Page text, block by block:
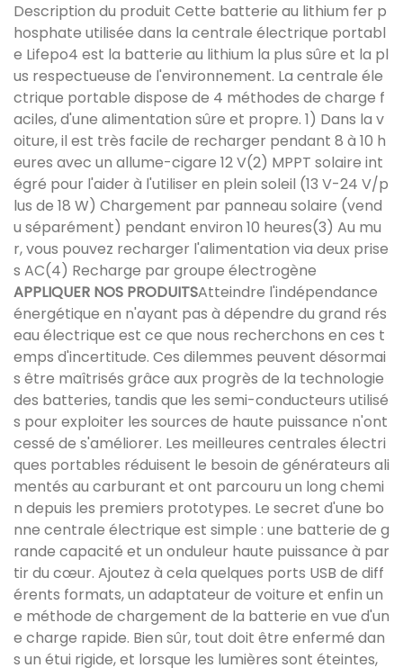
Description du produit Cette batterie au lithium fer p
hosphate utilisée dans la centrale électrique portabl
e Lifepo4 est la batterie au lithium la plus sûre et la pl
us respectueuse de l'environnement. La centrale éle
ctrique portable dispose de 4 méthodes de charge f
aciles, d'une alimentation sûre et propre. 1) Dans la v
oiture, il est très facile de recharger pendant 8 à 10 h
eures avec un allume-cigare 12 V(2) MPPT solaire int
égré pour l'aider à l'utiliser en plein soleil (13 V-24 V/p
lus de 18 W) Chargement par panneau solaire (vend
u séparément) pendant environ 10 heures(3) Au mu
r, vous pouvez recharger l'alimentation via deux prise
s AC(4) Recharge par groupe électrogène
APPLIQUER NOS PRODUITSAtteindre l'indépendance
énergétique en n'ayant pas à dépendre du grand rés
eau électrique est ce que nous recherchons en ces t
emps d'incertitude. Ces dilemmes peuvent désormai
s être maîtrisés grâce aux progrès de la technologie
des batteries, tandis que les semi-conducteurs utilisé
s pour exploiter les sources de haute puissance n'ont
cessé de s'améliorer. Les meilleures centrales électri
ques portables réduisent le besoin de générateurs ali
mentés au carburant et ont parcouru un long chemi
n depuis les premiers prototypes. Le secret d'une bo
nne centrale électrique est simple : une batterie de g
rande capacité et un onduleur haute puissance à par
tir du cœur. Ajoutez à cela quelques ports USB de diff
érents formats, un adaptateur de voiture et enfin un
e méthode de chargement de la batterie en vue d'un
e charge rapide. Bien sûr, tout doit être enfermé dan
s un étui rigide, et lorsque les lumières sont éteintes,